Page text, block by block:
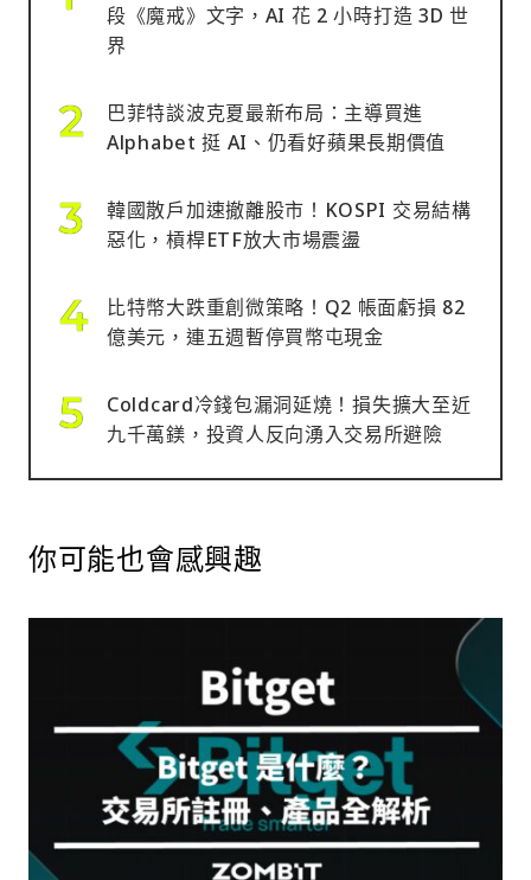
段《魔戒》文字，AI 花 2 小時打造 3D 世
界
巴菲特談波克夏最新布局：主導買進
Alphabet 挺 AI、仍看好蘋果長期價值
韓國散戶加速撤離股市！KOSPI 交易結構
惡化，槓桿ETF放大市場震盪
比特幣大跌重創微策略！Q2 帳面虧損 82
億美元，連五週暫停買幣屯現金
Coldcard冷錢包漏洞延燒！損失擴大至近
九千萬鎂，投資人反向湧入交易所避險
你可能也會感興趣